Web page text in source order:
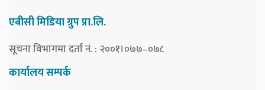
एबीसी मिडिया ग्रुप प्रा.लि.
सूचना विभागमा दर्ता नं. : २००१।०७७–०७८
कार्यालय सम्पर्क